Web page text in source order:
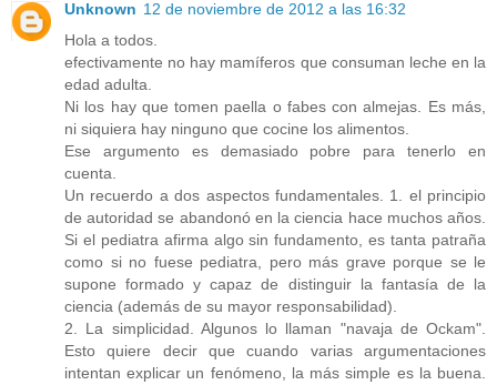
Unknown 12 de noviembre de 2012 a las 16:32
Hola a todos.
efectivamente no hay mamíferos que consuman leche en la
edad adulta.
Ni los hay que tomen paella o fabes con almejas. Es más,
ni siquiera hay ninguno que cocine los alimentos.
Ese argumento es demasiado pobre para tenerlo en
cuenta.
Un recuerdo a dos aspectos fundamentales. 1. el principio
de autoridad se abandonó en la ciencia hace muchos años.
Si el pediatra afirma algo sin fundamento, es tanta patraña
como si no fuese pediatra, pero más grave porque se le
supone formado y capaz de distinguir la fantasía de la
ciencia (además de su mayor responsabilidad).
2. La simplicidad. Algunos lo llaman "navaja de Ockam".
Esto quiere decir que cuando varias argumentaciones
intentan explicar un fenómeno, la más simple es la buena.